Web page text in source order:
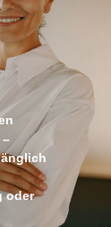
oder